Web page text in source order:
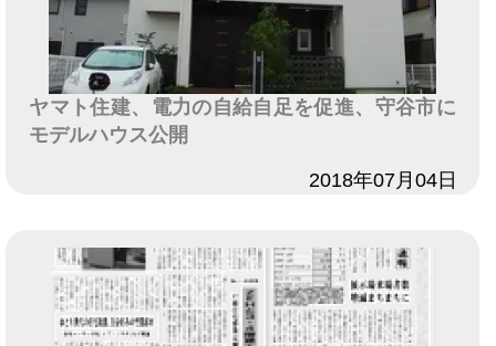
ヤマト住建、電力の自給自足を促進、守谷市に
モデルハウス公開
2018年07月04日